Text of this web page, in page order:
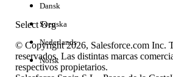
No hay
Select Org
Dansk
Svenska
Nederlands
Norsk
© Copyright 2026, Salesforce.com Inc.
reservados. Las distintas marcas
respectivos propietarios.